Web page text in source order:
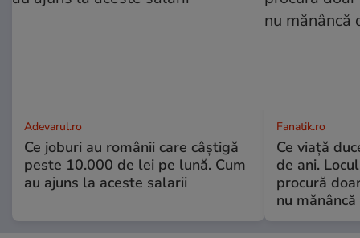
Adevarul.ro
Ce joburi au românii care câștigă
peste 10.000 de lei pe lună. Cum
au ajuns la aceste salarii
Fanatik.ro
Ce viață
de ani.
procură
nu